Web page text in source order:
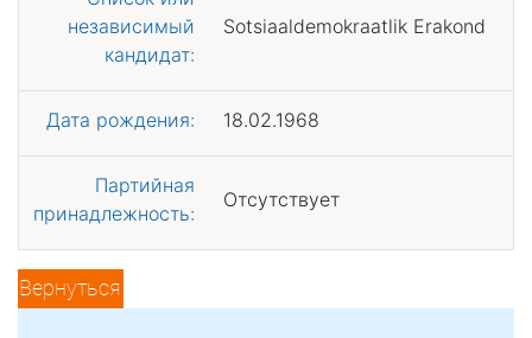
независимый
кандидат:
Sotsiaaldemokraatlik Erakond
Дата рождения: 18.02.1968
Партийная
принадлежность:
Отсутствует
Вернуться